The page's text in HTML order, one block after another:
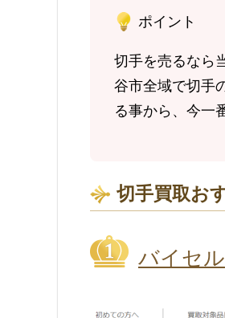
ポイント
切手を売るなら
谷市全域で切手
る事から、今一
切手買取お
バイセル